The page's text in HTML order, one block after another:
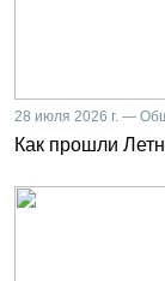
28 июля 2026 г. —
Как прошли